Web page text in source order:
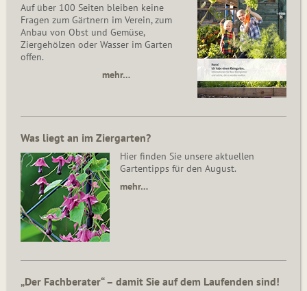
Auf über 100 Seiten bleiben keine
Fragen zum Gärtnern im Verein, zum
Anbau von Obst und Gemüse,
Ziergehölzen oder Wasser im Garten
offen.
mehr…
Was liegt an im Ziergarten?
Hier finden Sie unsere aktuellen
Gartentipps für den August.
mehr…
„Der Fachberater“ – damit Sie auf dem Laufenden sind!